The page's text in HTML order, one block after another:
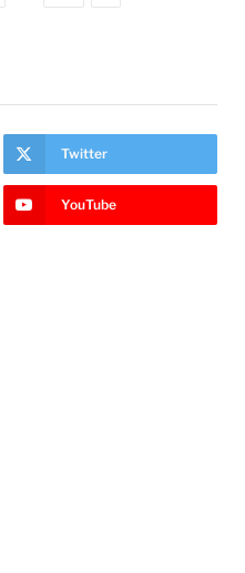
Twitter
YouTube